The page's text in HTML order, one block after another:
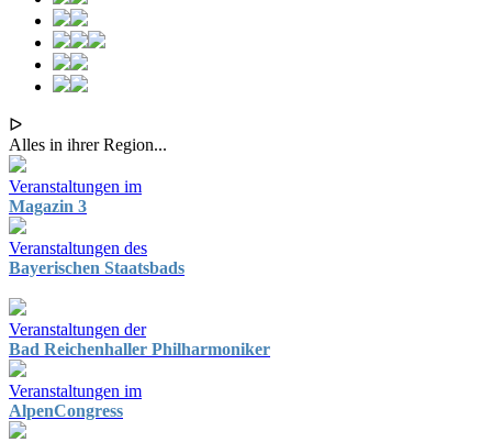
ᐅ
Alles in ihrer Region...
Veranstaltungen im
Magazin 3
Veranstaltungen des
Bayerischen Staatsbads
Veranstaltungen der
Bad Reichenhaller Philharmoniker
Veranstaltungen im
AlpenCongress